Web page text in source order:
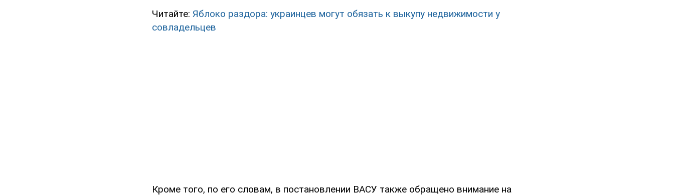
Читайте: Яблоко раздора: украинцев могут обязать к выкупу недвижимости у
совладельцев
Кроме того, по его словам, в постановлении ВАСУ также обращено внимание на